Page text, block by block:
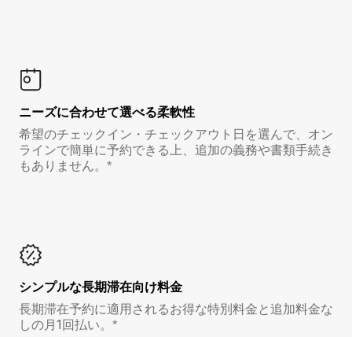
ニーズに合わせて選べる柔軟性
希望のチェックイン・チェックアウト日を選んで、オン
ラインで簡単に予約できる上、追加の義務や書類手続き
もありません。*
シンプルな長期滞在向け料金
長期滞在予約に適用されるお得な特別料金と追加料金な
しの月1回払い。*